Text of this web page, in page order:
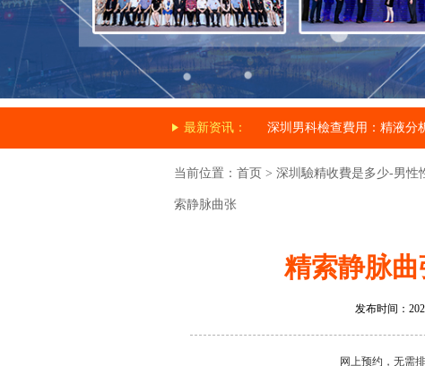
最新资讯： 深圳男科檢查費用：精液分
当前位置： 首页 > 深圳驗精收費是多少-男性
索静脉曲张
精索静脉
发布时间：
网上预约，无需